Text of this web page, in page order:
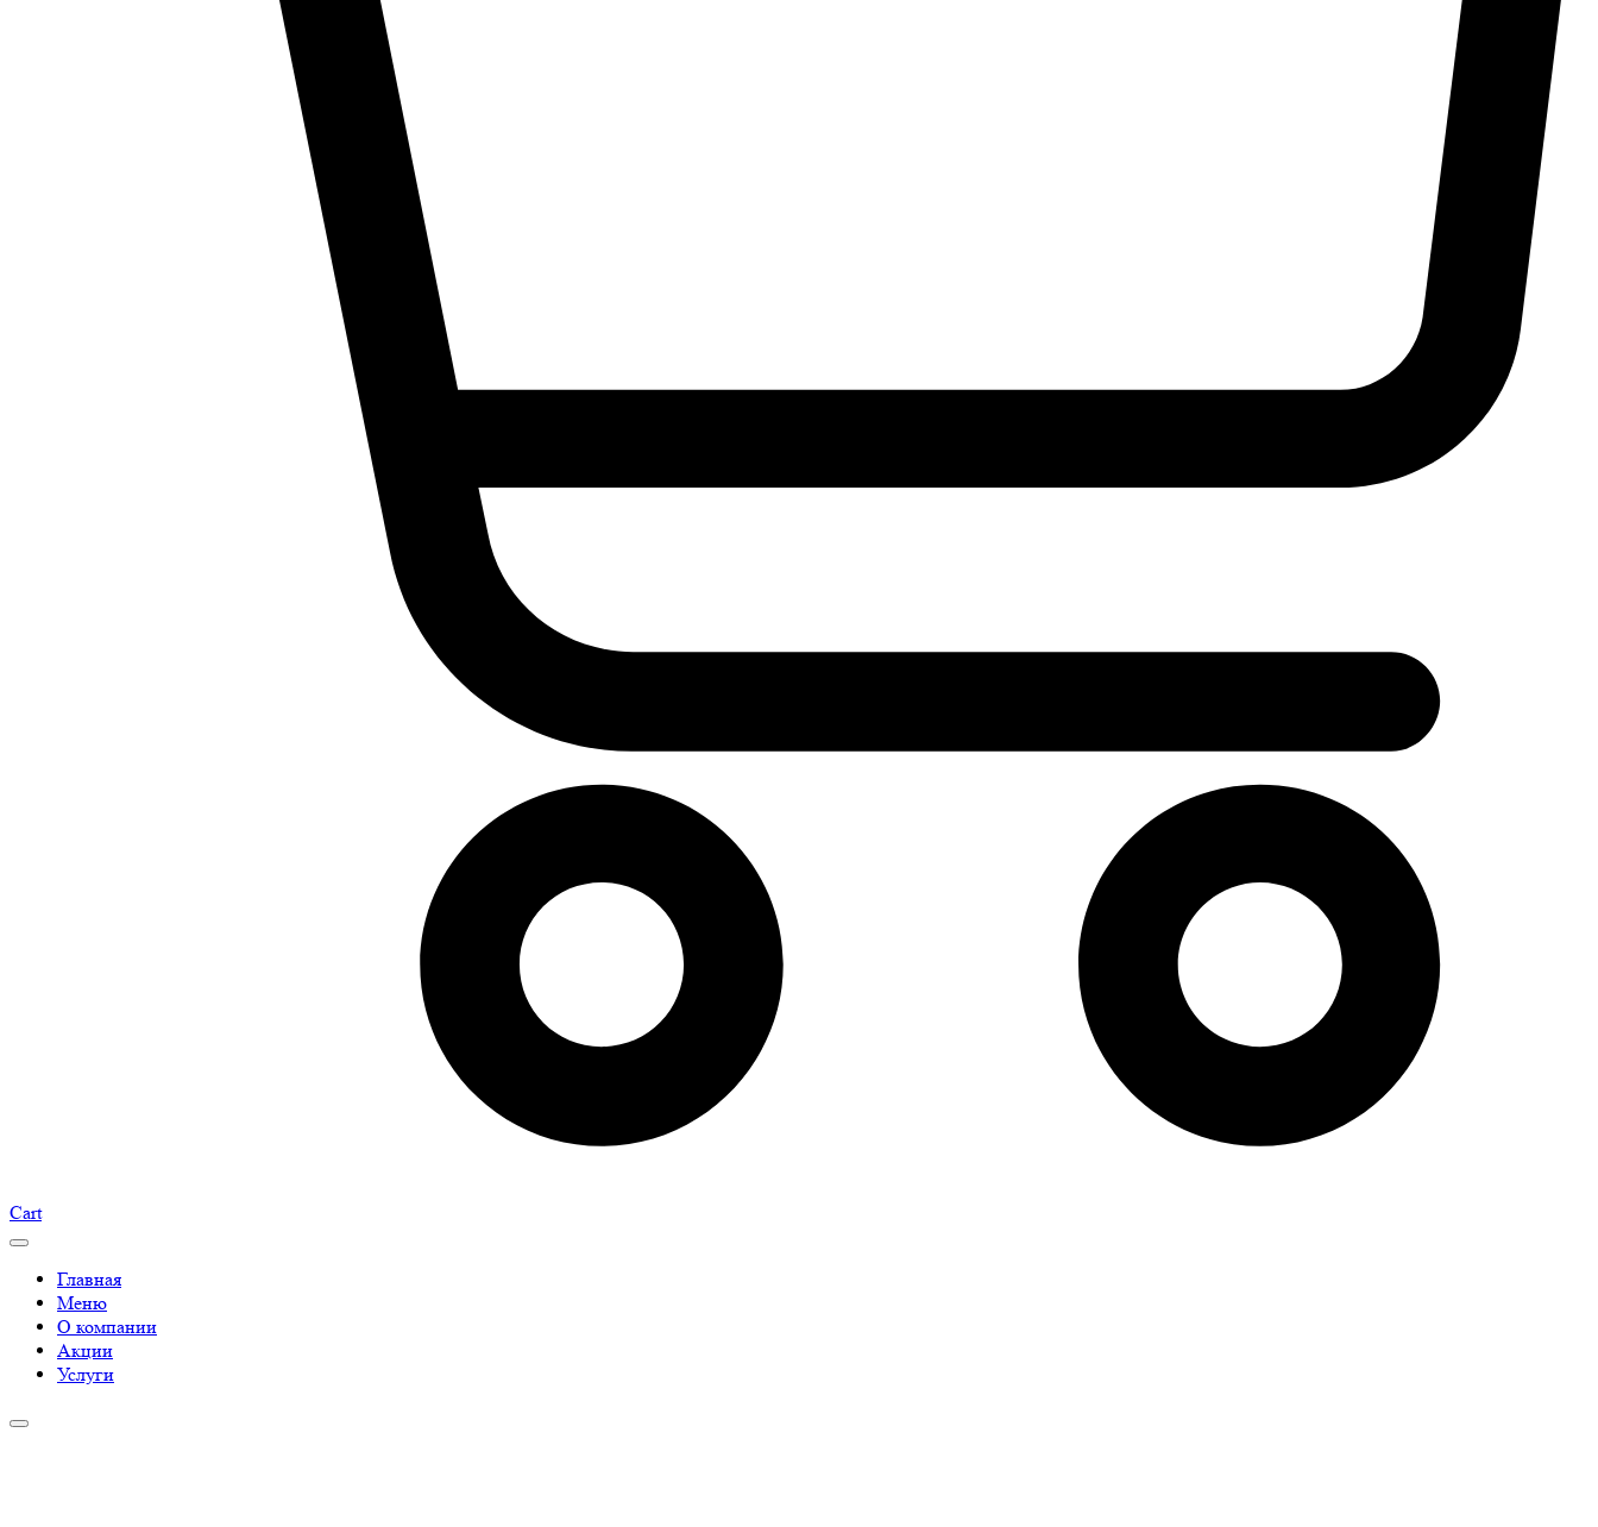
Cart
Главная
Меню
О компании
Акции
Услуги